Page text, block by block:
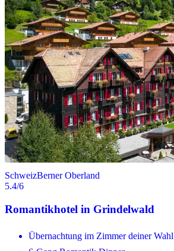
SchweizBerner Oberland
5.4/6
Romantikhotel in Grindelwald
Übernachtung im Zimmer deiner Wahl